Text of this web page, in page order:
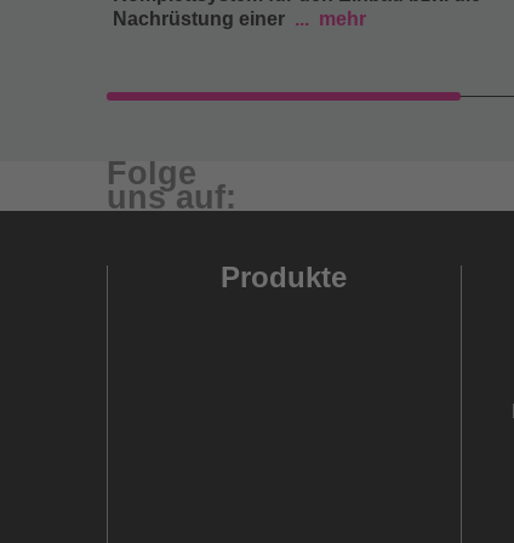
Nachrüstung einer
mehr
Folge
uns auf:
Produkte